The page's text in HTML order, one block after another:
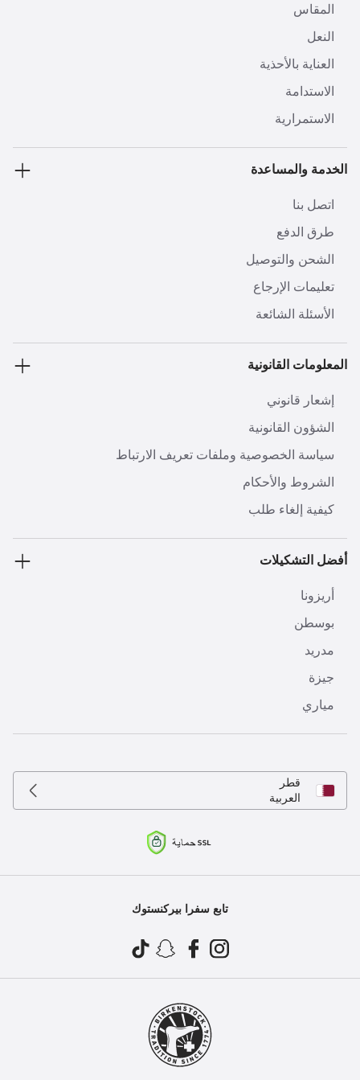
المقاس
النعل
العناية بالأحذية
الاستدامة
الاستمرارية
الخدمة والمساعدة
اتصل بنا
طرق الدفع
الشحن والتوصيل
تعليمات الإرجاع
الأسئلة الشائعة
المعلومات القانونية
إشعار قانوني
الشؤون القانونية
سياسة الخصوصية وملفات تعريف الارتباط
الشروط والأحكام
كيفية إلغاء طلب
أفضل التشكيلات
أريزونا
بوسطن
مدريد
جيزة
مياري
قطر
العربية
تابع سفرا بيركنستوك